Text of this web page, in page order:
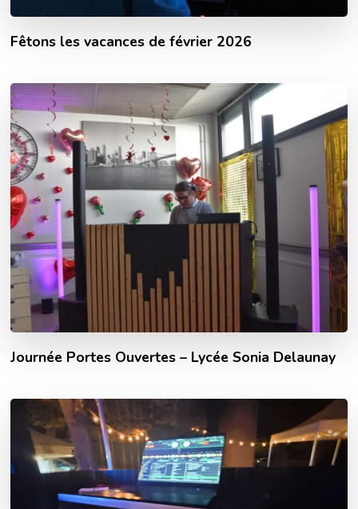
Fêtons les vacances de février 2026
Journée Portes Ouvertes – Lycée Sonia Delaunay